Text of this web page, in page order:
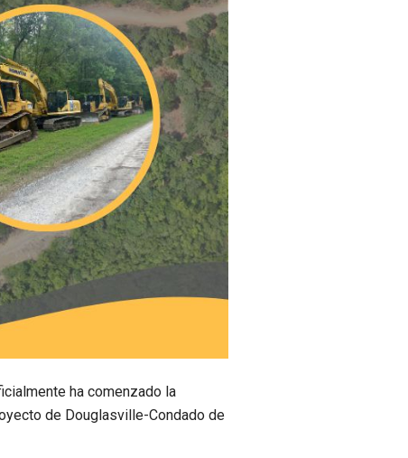
ha comenzado la
de Douglasville-Condado de